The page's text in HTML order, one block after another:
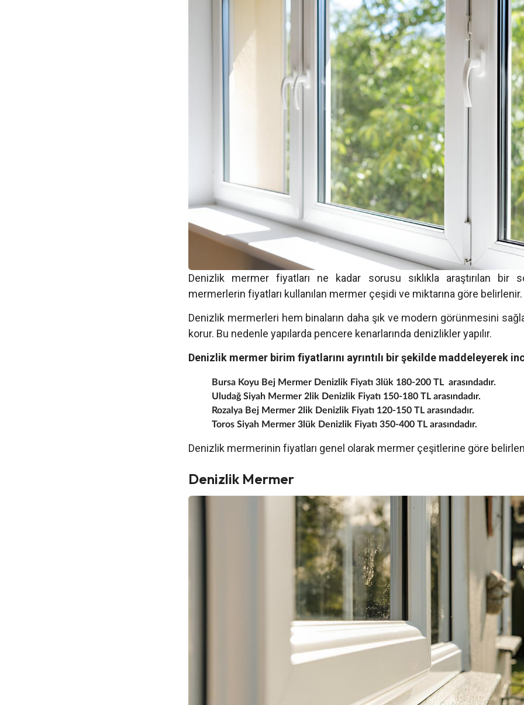
Denizlik mermer fiyatları ne kadar sorusu sıklıkla araştırılan bir
mermerlerin fiyatları kullanılan mermer çeşidi ve miktarına göre belirlenir.
Denizlik mermerleri hem binaların daha şık ve modern görünmesini
korur. Bu nedenle yapılarda pencere kenarlarında denizlikler yapılır.
Denizlik mermer birim fiyatlarını ayrıntılı bir şekilde maddeleyerek
Bursa Koyu Bej Mermer Denizlik Fiyatı 3lük 180-200 TL arasındadır.
Uludağ Siyah Mermer 2lik Denizlik Fiyatı 150-180 TL arasındadır.
Rozalya Bej Mermer 2lik Denizlik Fiyatı 120-150 TL arasındadır.
Toros Siyah Mermer 3lük Denizlik Fiyatı 350-400 TL arasındadır.
Denizlik mermerinin fiyatları genel olarak mermer çeşitlerine göre
Denizlik Mermer